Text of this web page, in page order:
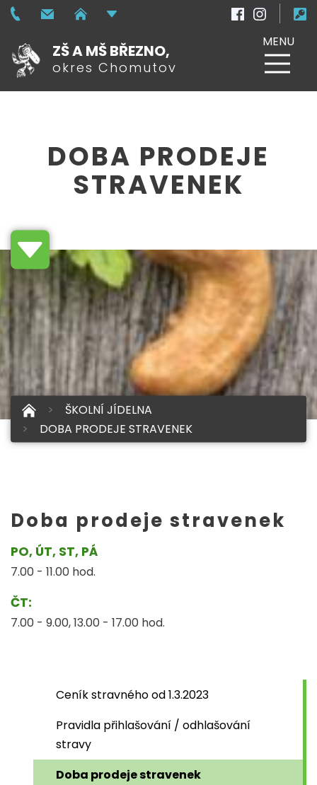
ZŠ A MŠ BŘEZNO,
okres Chomutov
MENU
DOBA PRODEJE
STRAVENEK
ŠKOLNÍ JÍDELNA
DOBA PRODEJE STRAVENEK
Doba prodeje stravenek
PO, ÚT, ST, PÁ
7.00 - 11.00 hod.
ČT:
7.00 - 9.00, 13.00 - 17.00 hod.
Ceník stravného od 1.3.2023
Pravidla přihlašování / odhlašování
stravy
Doba prodeje stravenek